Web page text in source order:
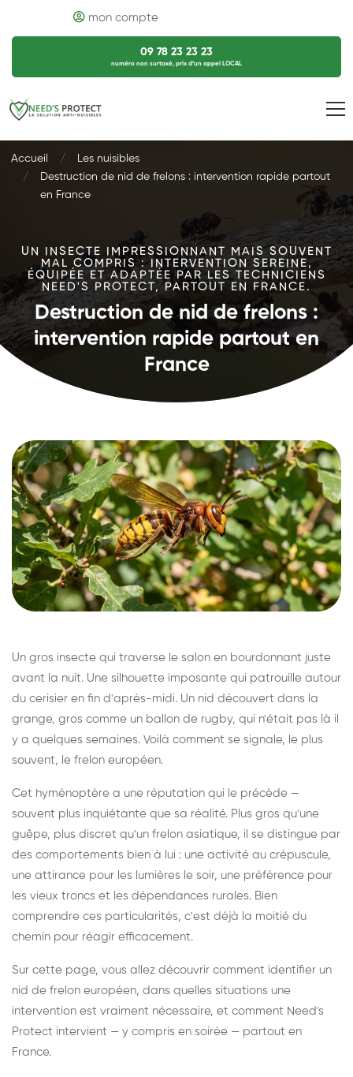
mon compte
09 78 23 23 23
numéro non surtaxé, prix d’un appel LOCAL
Accueil
Les nuisibles
Destruction de nid de frelons : intervention rapide partout
en France
UN INSECTE IMPRESSIONNANT MAIS SOUVENT
MAL COMPRIS : INTERVENTION SEREINE,
ÉQUIPÉE ET ADAPTÉE PAR LES TECHNICIENS
NEED'S PROTECT, PARTOUT EN FRANCE.
Destruction de nid de frelons :
intervention rapide partout en
France
Un gros insecte qui traverse le salon en bourdonnant juste
avant la nuit. Une silhouette imposante qui patrouille autour
du cerisier en fin d'après-midi. Un nid découvert dans la
grange, gros comme un ballon de rugby, qui n'était pas là il
y a quelques semaines. Voilà comment se signale, le plus
souvent, le frelon européen.
Cet hyménoptère a une réputation qui le précède —
souvent plus inquiétante que sa réalité. Plus gros qu'une
guêpe, plus discret qu'un frelon asiatique, il se distingue par
des comportements bien à lui : une activité au crépuscule,
une attirance pour les lumières le soir, une préférence pour
les vieux troncs et les dépendances rurales. Bien
comprendre ces particularités, c'est déjà la moitié du
chemin pour réagir efficacement.
Sur cette page, vous allez découvrir comment identifier un
nid de frelon européen, dans quelles situations une
intervention est vraiment nécessaire, et comment Need's
Protect intervient — y compris en soirée — partout en
France.